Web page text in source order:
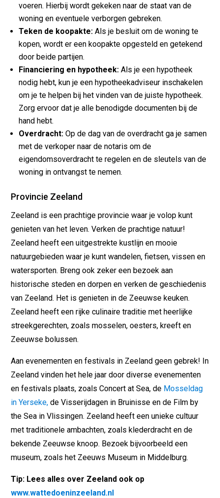
voeren. Hierbij wordt gekeken naar de staat van de
woning en eventuele verborgen gebreken.
Teken de koopakte: Als je besluit om de woning te
kopen, wordt er een koopakte opgesteld en getekend
door beide partijen.
Financiering en hypotheek: Als je een hypotheek
nodig hebt, kun je een hypotheekadviseur inschakelen
om je te helpen bij het vinden van de juiste hypotheek.
Zorg ervoor dat je alle benodigde documenten bij de
hand hebt.
Overdracht: Op de dag van de overdracht ga je samen
met de verkoper naar de notaris om de
eigendomsoverdracht te regelen en de sleutels van de
woning in ontvangst te nemen.
Provincie Zeeland
Zeeland is een prachtige provincie waar je volop kunt
genieten van het leven. Verken de prachtige natuur!
Zeeland heeft een uitgestrekte kustlijn en mooie
natuurgebieden waar je kunt wandelen, fietsen, vissen en
watersporten. Breng ook zeker een bezoek aan
historische steden en dorpen en verken de geschiedenis
van Zeeland. Het is genieten in de Zeeuwse keuken.
Zeeland heeft een rijke culinaire traditie met heerlijke
streekgerechten, zoals mosselen, oesters, kreeft en
Zeeuwse bolussen.
Aan evenementen en festivals in Zeeland geen gebrek! In
Zeeland vinden het hele jaar door diverse evenementen
en festivals plaats, zoals Concert at Sea, de Mosseldag
in Yerseke, de Visserijdagen in Bruinisse en de Film by
the Sea in Vlissingen. Zeeland heeft een unieke cultuur
met traditionele ambachten, zoals klederdracht en de
bekende Zeeuwse knoop. Bezoek bijvoorbeeld een
museum, zoals het Zeeuws Museum in Middelburg.
Tip: Lees alles over Zeeland ook op
www.wattedoeninzeeland.nl